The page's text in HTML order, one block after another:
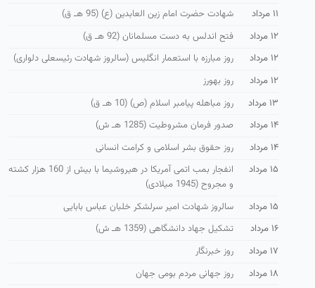
۱۱ مرداد
شهادت حضرت امام زین العابدین (ع) (95 هـ ق)
۱۲ مرداد
فتح اندلس به دست مسلمانان (92 هـ ق)
۱۲ مرداد
روز مبارزه با استعمار انگلیس (سالروز شهادت رئیسعلی دلواری)
۱۲ مرداد
روز بهورز
۱۳ مرداد
روز مباهله پیامبر اسلام (ص) (10 هـ ق)
۱۴ مرداد
صدور فرمان مشروطیت (1285 هـ ش)
۱۴ مرداد
روز حقوق بشر اسلامی و كرامت انسانی
۱۵ مرداد
انفجار بمب اتمی آمریكا در هیروشیما با بیش از 160 هزار كشته
و مجروح (1945 میلادی)
۱۵ مرداد
سالروز شهادت امیر سرلشكر خلبان عباس بابایی
۱۶ مرداد
تشكیل جهاد دانشگاهی (1359 هـ ش)
۱۷ مرداد
روز خبرنگار
۱۸ مرداد
روز جهانی مردم بومی جهان